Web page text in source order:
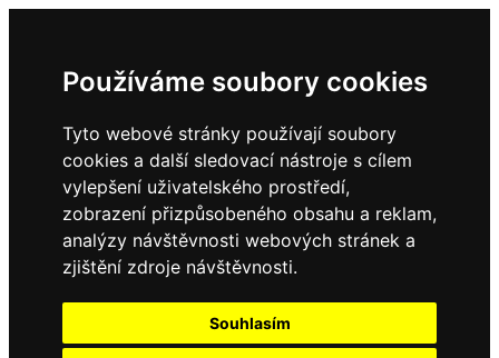
Používáme soubory cookies
Tyto webové stránky používají soubory
cookies a další sledovací nástroje s cílem
vylepšení uživatelského prostředí,
zobrazení přizpůsobeného obsahu a reklam,
analýzy návštěvnosti webových stránek a
zjištění zdroje návštěvnosti.
Souhlasím